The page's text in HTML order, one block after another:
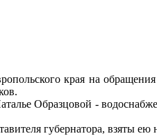
края на
Образцовой -
губернатора, взяты